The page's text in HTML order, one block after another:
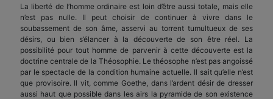
La liberté de l’homme ordinaire est loin d’être aussi totale, mais elle
n’est pas nulle. Il peut choisir de continuer à vivre dans le
soubassement de son âme, asservi au torrent tumultueux de ses
désirs, ou bien s’élancer à la découverte de son être réel. La
possibilité pour tout homme de parvenir à cette découverte est la
doctrine centrale de la Théosophie. Le théosophe n’est pas angoissé
par le spectacle de la condition humaine actuelle. Il sait qu’elle n’est
que provisoire. Il vit, comme Goethe, dans l’ardent désir de dresser
aussi haut que possible dans les airs la pyramide de son existence